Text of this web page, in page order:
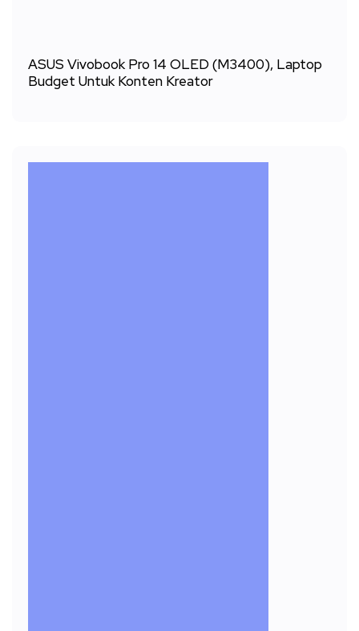
ASUS Vivobook Pro 14 OLED (M3400), Laptop
Budget Untuk Konten Kreator